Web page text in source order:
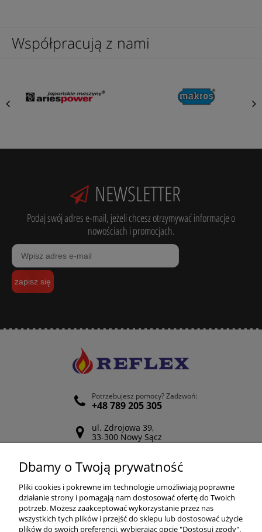
Współpracują z nami
NEWSLETTER
Podaj swój adres e-mail, jeżeli chcesz otrzymywać informacje o
nowościach i promocjach.
zapisz się
Potrzebujesz pomocy? Zadzwoń:
+48 789 205 305
ul. Zdrojowa 39,
33-300 Nowy Sącz
Odwiedź nasz Facebook
POMOC
ZAKUPY
Dbamy o Twoją prywatność
Pliki cookies i pokrewne im technologie umożliwiają poprawne
działanie strony i pomagają nam dostosować ofertę do Twoich
potrzeb. Możesz zaakceptować wykorzystanie przez nas
wszystkich tych plików i przejść do sklepu lub dostosować użycie
plików do swoich preferencji, wybierając opcję "Dostosuj zgody".